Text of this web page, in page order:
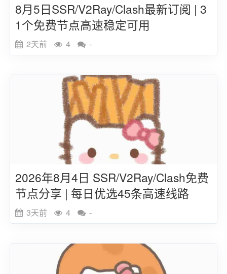
8月5日SSR/V2Ray/Clash最新订阅 | 3
1个免费节点高速稳定可用
2天前 4 -
2026年8月4日 SSR/V2Ray/Clash免费
节点分享 | 每日优选45条高速线路
3天前 4 -